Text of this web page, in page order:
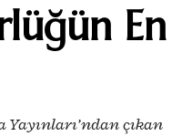
En
Yayınları’ndan çıkan